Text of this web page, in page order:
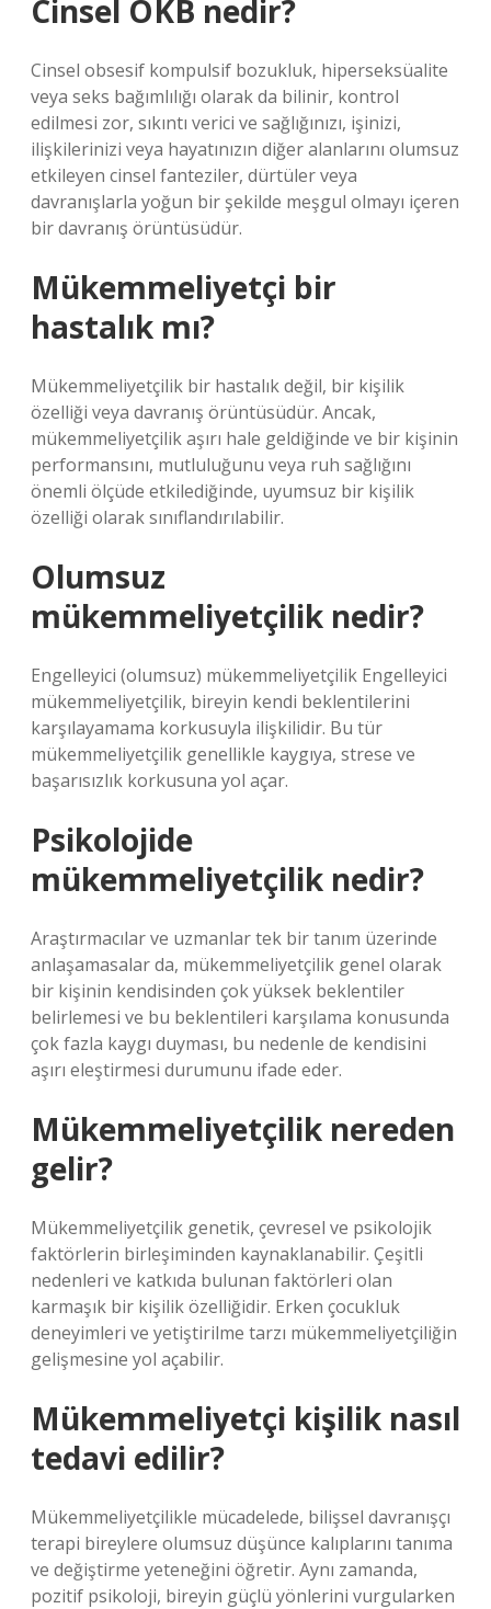
Cinsel OKB nedir?
Cinsel obsesif kompulsif bozukluk, hiperseksüalite
veya seks bağımlılığı olarak da bilinir, kontrol
edilmesi zor, sıkıntı verici ve sağlığınızı, işinizi,
ilişkilerinizi veya hayatınızın diğer alanlarını olumsuz
etkileyen cinsel fanteziler, dürtüler veya
davranışlarla yoğun bir şekilde meşgul olmayı içeren
bir davranış örüntüsüdür.
Mükemmeliyetçi bir
hastalık mı?
Mükemmeliyetçilik bir hastalık değil, bir kişilik
özelliği veya davranış örüntüsüdür. Ancak,
mükemmeliyetçilik aşırı hale geldiğinde ve bir kişinin
performansını, mutluluğunu veya ruh sağlığını
önemli ölçüde etkilediğinde, uyumsuz bir kişilik
özelliği olarak sınıflandırılabilir.
Olumsuz
mükemmeliyetçilik nedir?
Engelleyici (olumsuz) mükemmeliyetçilik Engelleyici
mükemmeliyetçilik, bireyin kendi beklentilerini
karşılayamama korkusuyla ilişkilidir. Bu tür
mükemmeliyetçilik genellikle kaygıya, strese ve
başarısızlık korkusuna yol açar.
Psikolojide
mükemmeliyetçilik nedir?
Araştırmacılar ve uzmanlar tek bir tanım üzerinde
anlaşamasalar da, mükemmeliyetçilik genel olarak
bir kişinin kendisinden çok yüksek beklentiler
belirlemesi ve bu beklentileri karşılama konusunda
çok fazla kaygı duyması, bu nedenle de kendisini
aşırı eleştirmesi durumunu ifade eder.
Mükemmeliyetçilik nereden
gelir?
Mükemmeliyetçilik genetik, çevresel ve psikolojik
faktörlerin birleşiminden kaynaklanabilir. Çeşitli
nedenleri ve katkıda bulunan faktörleri olan
karmaşık bir kişilik özelliğidir. Erken çocukluk
deneyimleri ve yetiştirilme tarzı mükemmeliyetçiliğin
gelişmesine yol açabilir.
Mükemmeliyetçi kişilik nasıl
tedavi edilir?
Mükemmeliyetçilikle mücadelede, bilişsel davranışçı
terapi bireylere olumsuz düşünce kalıplarını tanıma
ve değiştirme yeteneğini öğretir. Aynı zamanda,
pozitif psikoloji, bireyin güçlü yönlerini vurgularken